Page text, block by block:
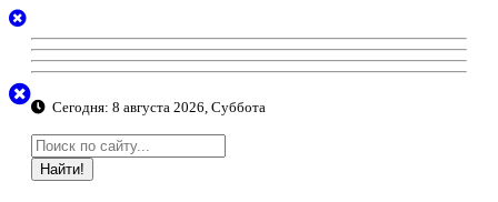
Сегодня: 8 августа 2026, Суббота
Найти!